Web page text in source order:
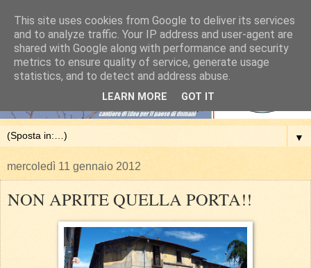
▼
mercoledì 11 gennaio 2012
NON APRITE QUELLA PORTA!!
This site uses cookies from Google to deliver its services
and to analyze traffic. Your IP address and user-agent are
shared with Google along with performance and security
metrics to ensure quality of service, generate usage
statistics, and to detect and address abuse.
LEARN MORE GOT IT